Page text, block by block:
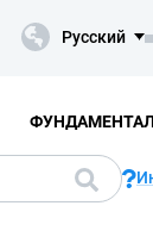
Русский